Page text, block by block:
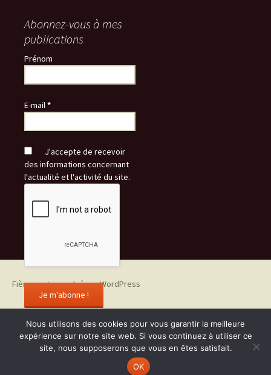
Abonnez-vous à mes
publications
Prénom
E-mail*
J'accepte de recevoir
des informations concernant
l'actualité et l'activité du site.
Fièrement propulsé par WordPress
Nous utilisons des cookies pour vous garantir la meilleure
expérience sur notre site web. Si vous continuez à utiliser ce
site, nous supposerons que vous en êtes satisfait.
OK